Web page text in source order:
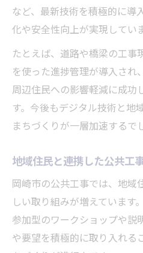
など、最新技術を積極的に導
化や安全性向上が実現してい
たとえば、道路や橋梁の工事
を使った進捗管理が導入され
周辺住民への影響軽減に成功
す。今後もデジタル技術と地
まちづくりが一層加速するで
地域住民と連携した公共工
岡崎市の公共工事では、地域
しい取り組みが増えています
参加型のワークショップや説
や要望を積極的に取り入れる